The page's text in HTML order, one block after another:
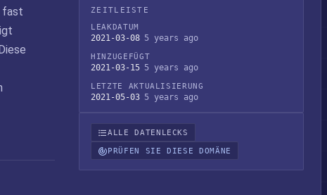
fast
ZEITLEISTE
LEAKDATUM
2021-03-08 5 years ago
HINZUGEFÜGT
2021-03-15 5 years ago
LETZTE AKTUALISIERUNG
2021-05-03 5 years ago
ALLE DATENLECKS
PRÜFEN SIE DIESE DOMÄNE